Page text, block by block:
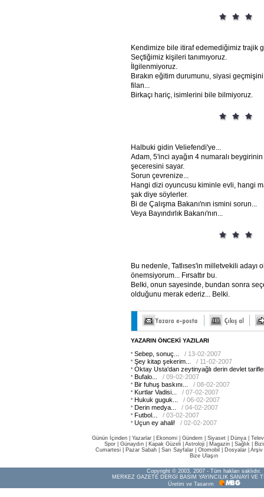
Kendimize bile itiraf edemediğimiz trajik
Seçtiğimiz kişileri tanımıyoruz.
İlgilenmiyoruz.
Bırakın eğitim durumunu, siyasi
filan...
Birkaçı hariç, isimlerini bile bilmiyoruz.
Halbuki gidin Veliefendi'ye...
Adam, 5'inci ayağın 4 numaralı
şeceresini sayar.
Sorun çevrenize...
Hangi dizi oyuncusu kiminle evli, hangi
şak diye söylerler.
Bi de Çalışma Bakanı'nın ismini sorun...
Veya Bayındırlık Bakanı'nın...
Bu nedenle, Tatlıses'in milletvekili adayı
önemsiyorum... Fırsattır bu.
Belki, onun sayesinde, bundan sonra
olduğunu merak ederiz... Belki.
YAZARIN ÖNCEKİ YAZILARI
Sebep, sonuç...
/ 13-02-2007
Şey kitap şekerim...
/ 11-02-2007
Oktay Usta'dan zeytinyağlı derin devlet
Bufalo...
/ 09-02-2007
Bir fuhuş baskını...
/ 08-02-2007
Kurtlar Vadisi...
/ 07-02-2007
Hukuk guguk...
/ 06-02-2007
Derin medya...
/ 04-02-2007
Futbol...
/ 03-02-2007
Uçun ey ahali!
/ 02-02-2007
Günün İçinden Yazarlar Ekonomi Gündem Siyaset Dünya |
Spor
Günaydın Kapak Güzeli Astroloji Magazin Sağlık
Cumartesi
Pazar Sabah Sarı Sayfalar Otomobil Dosyalar Arşiv
Bize Ulaşın
Copyright © 2003, 2007 - Tüm hakları saklıdır.
MERKEZ GAZETE DERGİ BASIM YAYINCILIK SANAYİ VE
Üretim ve Tasarım